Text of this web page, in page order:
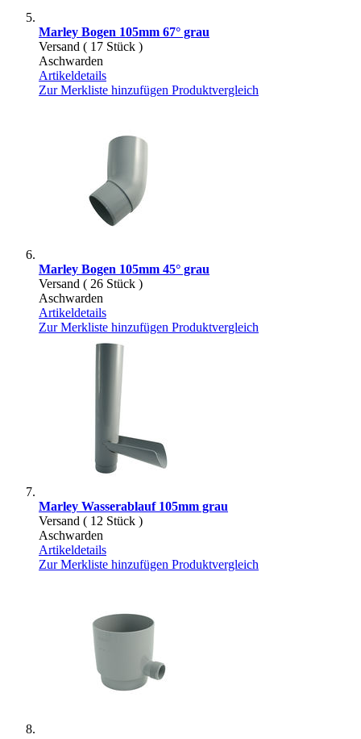
Marley Bogen 105mm 67° grau
Versand ( 17 Stück )
Aschwarden
Artikeldetails
Zur Merkliste hinzufügen Produktvergleich
Marley Bogen 105mm 45° grau
Versand ( 26 Stück )
Aschwarden
Artikeldetails
Zur Merkliste hinzufügen Produktvergleich
Marley Wasserablauf 105mm grau
Versand ( 12 Stück )
Aschwarden
Artikeldetails
Zur Merkliste hinzufügen Produktvergleich